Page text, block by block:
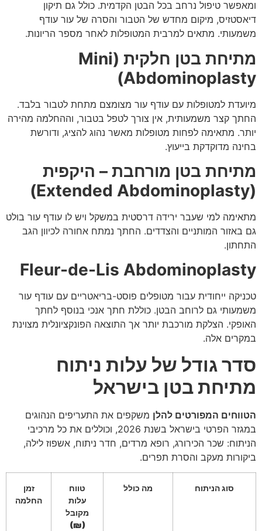
ומאפשר טיפול נרחב בכל הבטן הקדמית. כולל גם תיקון
דיאסטזיס, מיקום מחדש של הטבור והסרה של עור עודף
משמעותי. מתאים למרבית המטופלות לאחר מספר הריונות.
מתיחת בטן חלקית (Mini
Abdominoplasty)
מיועדת למטופלות עם עודף עור מצומצם מתחת לטבור בלבד.
החתך קצר משמעותית, אין צורך לטפל בטבור, וההחלמה מהירה
יותר. מתאימה לפחות מטופלות מאשר נהוג להציג, ודורשת
בחינה מדוקדקת בייעוץ.
מתיחת בטן מורחבת – היקפית
(Extended Abdominoplasty)
מתאימה למי שעבר ירידה דרסטית במשקל ויש לו עודף עור בולט
גם באזור המותניים והצדדים. החתך נמתח אחורה לכיוון הגב
התחתון.
Fleur-de-Lis Abdominoplasty
טכניקה ייחודית עבור מטופלים פוסט-בריאטריים עם עודף עור
משמעותי גם לרוחב הבטן. כוללת חתך אנכי בנוסף לחתך
האופקי. הצלקת מורכבת יותר אך התוצאה הפונקציונלית מצוינת
במקרים אלה.
סדר גודל של עלות ניתוח
מתיחת בטן בישראל
הטווחים המפורטים להלן משקפים את התעריפים הנהוגים
במגזר הפרטי בישראל בשנת 2026, וכוללים את כל מרכיבי
הניתוח: שכר הכירורג, רופא מרדים, חדר ניתוח, אשפוז לילה,
ביקורות מעקב והסרת תפרים.
סוג הניתוח מה כולל
טווח
עלות
מקובל
(₪)
זמן
החלמה